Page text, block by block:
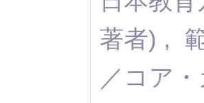
著者) ,
／コア